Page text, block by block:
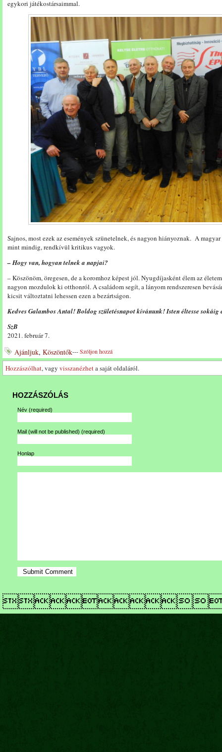
egykori játékostársaimmal.
Sajnos, most ezek az események szünetelnek, és nagyon hiányoznak. A
mint mindig, rendkívül kritikus vagyok.
– Hogy van, hogyan telnek a napjai?
– Köszönöm, öregesen, de a koromhoz képest jól. Nyugdíjasként élem az
nagyon mozdulok ki otthonról. A családom segít, a lányom rendszeresen
kicsit változtatni lehessen ezen a bezártságon.
Kedves Galambos Antal! Boldog születésnapot kívánunk! Isten éltesse sokáig
SzB
2021. február 7.
Ajánljuk, Köszöntők---Szóljon hozzá
Hozzászólhat, vagy visszanézheta saját oldaláról.
HOZZÁSZÓLÁS
Név (required)
Mail (will not be published) (required)
Honlap